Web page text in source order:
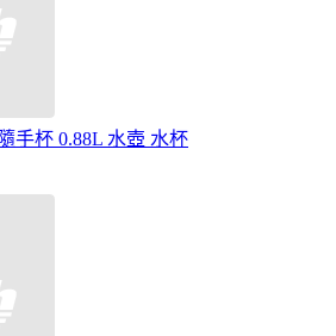
手杯 0.88L 水壺 水杯